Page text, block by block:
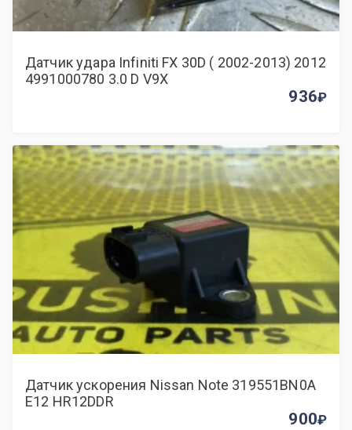
Датчик удара Infiniti FX 30D ( 2002-2013) 2012
4991000780 3.0 D V9X
936
Датчик ускорения Nissan Note 319551BN0A
E12 HR12DDR
900